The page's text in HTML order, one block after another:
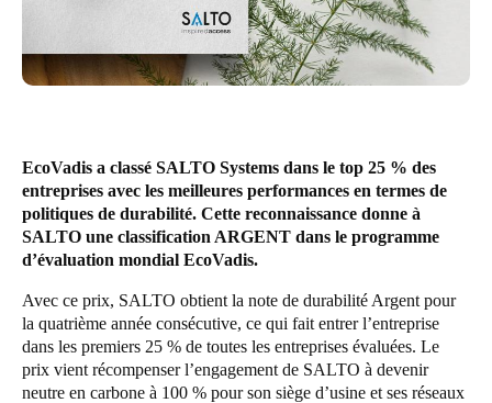
English
France
Français
Netherlands
NederlandsEnglish
Belgium
Français
Nederlands English
EcoVadis a classé SALTO Systems dans le top 25 % des
entreprises avec les meilleures performances en termes de
politiques de durabilité. Cette reconnaissance donne à
SALTO une classification ARGENT dans le programme
d’évaluation mondial EcoVadis.
Avec ce prix, SALTO obtient la note de durabilité Argent pour
la quatrième année consécutive, ce qui fait entrer l’entreprise
dans les premiers 25 % de toutes les entreprises évaluées. Le
prix vient récompenser l’engagement de SALTO à devenir
neutre en carbone à 100 % pour son siège d’usine et ses réseaux